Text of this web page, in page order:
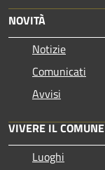
NOVITÀ
Notizie
Comunicati
Avvisi
VIVERE IL COMUNE
Luoghi